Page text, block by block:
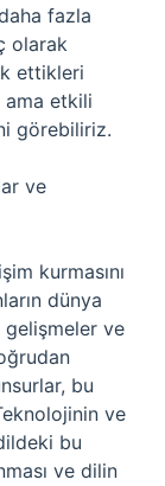
fazla
olarak
ettikleri
ama etkili
görebiliriz.
ve
kurmasını
dünya
ve
bu
ve
bu
ve dilin